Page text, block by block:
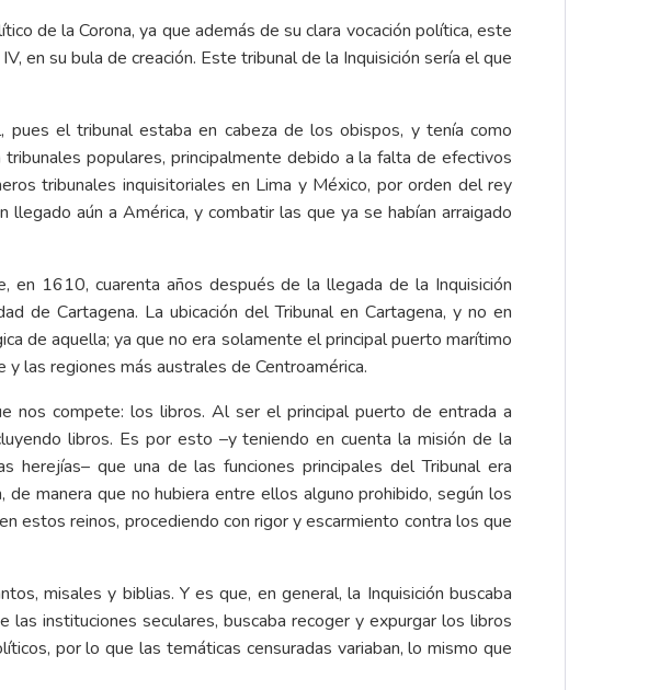
de la Corona, ya que además de su clara vocación política, este
en su bula de creación. Este tribunal de la Inquisición sería el que
pues el tribunal estaba en cabeza de los obispos, y tenía como
populares, principalmente debido a la falta de efectivos
tribunales inquisitoriales en Lima y México, por orden del rey
aún a América, y combatir las que ya se habían arraigado
en 1610, cuarenta años después de la llegada de la Inquisición
de Cartagena. La ubicación del Tribunal en Cartagena, y no en
de aquella; ya que no era solamente el principal puerto marítimo
las regiones más australes de Centroamérica.
nos compete: los libros. Al ser el principal puerto de entrada a
libros. Es por esto –y teniendo en cuenta la misión de la
herejías– que una de las funciones principales del Tribunal era
manera que no hubiera entre ellos alguno prohibido, según los
estos reinos, procediendo con rigor y escarmiento contra los que
misales y biblias. Y es que, en general, la Inquisición buscaba
instituciones seculares, buscaba recoger y expurgar los libros
por lo que las temáticas censuradas variaban, lo mismo que